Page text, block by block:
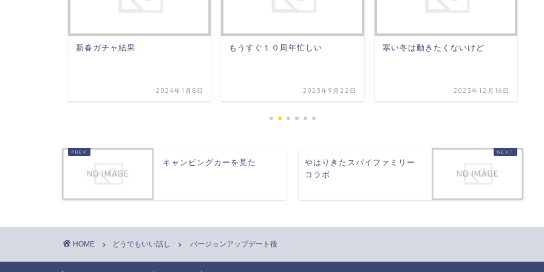
新春ガチャ結果
2024年1月8日
もうすぐ１０周年忙しい
2023年9月22日
寒い冬は動きたくないけど
2023年12月16日
キャンピングカーを見た
やはりきたスパイファミリー
コラボ
HOME どうでもいい話し バージョンアップデート後